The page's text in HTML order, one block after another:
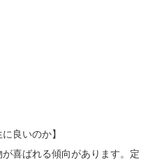
良いのか】
喜ばれる傾向があります。定